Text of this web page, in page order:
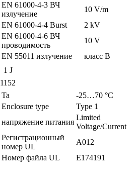
EN 61000-4-3 ВЧ
излучение
10 V/m
EN 61000-4-4 Burst
2 kV
EN 61000-4-6 ВЧ
проводимость
10 V
EN 55011 излучение
класс B
1 J
1152
Ta
-25…70 °C
Enclosure type
Type 1
напряжение питания
Limited
Voltage/Current
Регистрационный
номер UL
A012
Номер файла UL
E174191